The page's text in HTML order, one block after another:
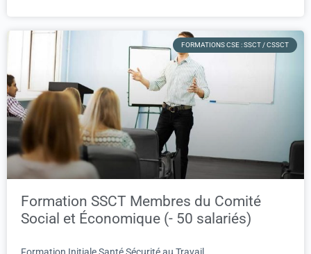
FORMATIONS CSE : SSCT / CSSCT
Formation SSCT Membres du Comité
Social et Économique (- 50 salariés)